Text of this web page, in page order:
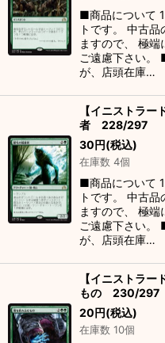
■商品について
トです。 中古
ますので、 極
ご遠慮下さい。
が、店頭在庫…
【イニストラ
者 228/297
30円(税込)
在庫数 4個
■商品について
トです。 中古
ますので、 極
ご遠慮下さい。
が、店頭在庫…
【イニストラ
もの 230/297
20円(税込)
在庫数 10個